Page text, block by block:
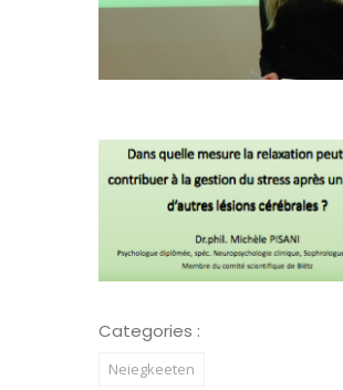
Categories :
Neiegkeeten